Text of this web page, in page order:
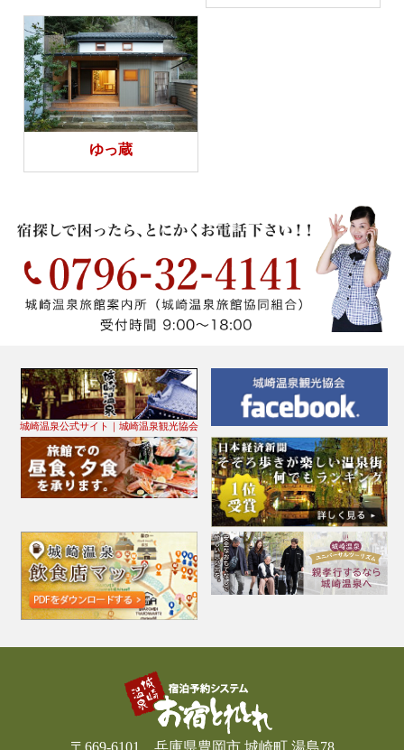
ゆっ蔵
城崎温泉公式サイト｜城崎温泉観光協会